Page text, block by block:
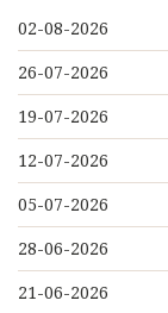
02-08-2026
26-07-2026
19-07-2026
12-07-2026
05-07-2026
28-06-2026
21-06-2026